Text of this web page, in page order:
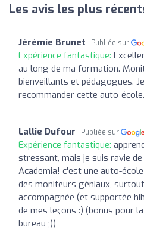
Les avis les plus
Jérémie Brunet Publiée sur
Expérience fantastique:
au long de ma formation.
bienveillants et pédagogues.
recommander cette auto-école.
Lallie Dufour Publiée sur
Expérience fantastique:
stressant, mais je suis ravie
Academia! c'est une auto-
des moniteurs géniaux,
accompagnée (et supportée
de mes leçons :) (bonus pour
bureau ;))